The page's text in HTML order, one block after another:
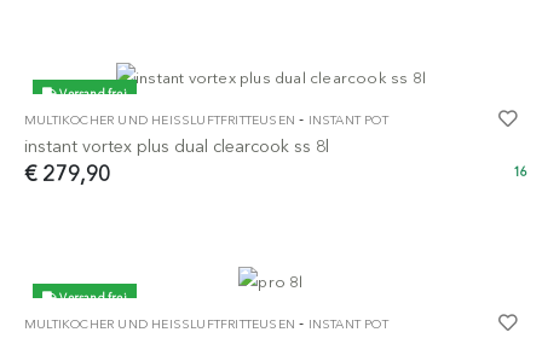
Versand frei
MULTIKOCHER UND HEISSLUFTFRITTEUSEN - INSTANT POT
instant vortex plus dual clearcook ss 8l
€ 279,90 16
Versand frei
MULTIKOCHER UND HEISSLUFTFRITTEUSEN - INSTANT POT